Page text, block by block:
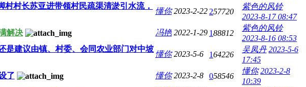
村长苏亚进带领村民疏渠清淤引水流，
懂你 2023-2-22 257720
紫色的风铃
2023-8-17 08:47
解决 冯艳 2022-1-29 188812
紫色的风铃
2023-8-16 08:53
是建议由镇、村委、会同农业部门对中坡
懂你 2023-5-6 164226
吴凤丹 2023-5-6
17:45
了 懂你 2023-2-8 058546
懂你 2023-2-8
10:39